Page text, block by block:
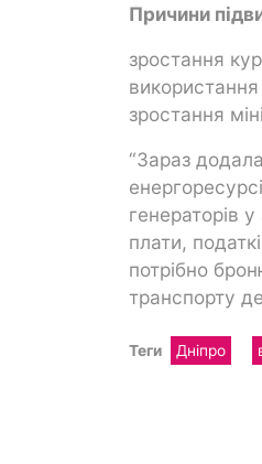
Причини
зростання
використання
зростання
“Зараз
генераторів
плати,
потрібно
транспорту
Теги Дніпро